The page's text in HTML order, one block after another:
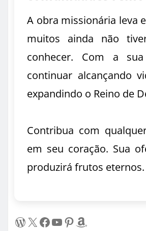
A obra missionária leva
muitos ainda não
conhecer. Com a
continuar alcançando
expandindo o Reino de
Contribua com
em seu coração. Sua
produzirá frutos eternos.
WordPress X Facebook Youtube Pinterest Amazon